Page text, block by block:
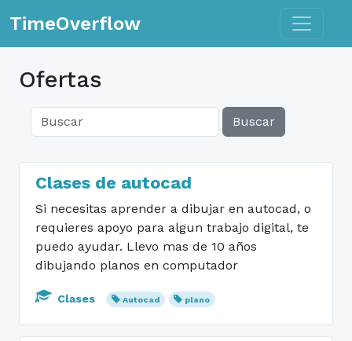
TimeOverflow Toggle
Ofertas
Buscar
Clases de autocad
Si necesitas aprender a dibujar en autocad, o
requieres apoyo para algun trabajo digital, te
puedo ayudar. Llevo mas de 10 años
dibujando planos en computador
Clases Autocad plano